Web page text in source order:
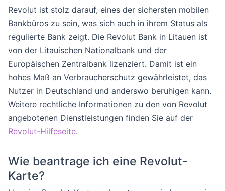
Revolut ist stolz darauf, eines der sichersten mobilen
Bankbüros zu sein, was sich auch in ihrem Status als
regulierte Bank zeigt. Die Revolut Bank in Litauen ist
von der Litauischen Nationalbank und der
Europäischen Zentralbank lizenziert. Damit ist ein
hohes Maß an Verbraucherschutz gewährleistet, das
Nutzer in Deutschland und anderswo beruhigen kann.
Weitere rechtliche Informationen zu den von Revolut
angebotenen Dienstleistungen finden Sie auf der
Revolut-Hilfeseite.
Wie beantrage ich eine Revolut-
Karte?